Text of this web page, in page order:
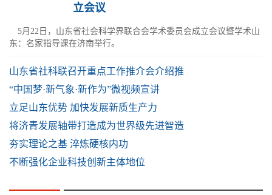
立会议
5月22日，山东省社会科学界联合会学术委员会成立会议暨学术山
东：名家指导课在济南举行。
山东省社科联召开重点工作推介会介绍推
“中国梦·新气象·新作为”微视频宣讲
立足山东优势 加快发展新质生产力
将济青发展轴带打造成为世界级先进智造
夯实理论之基 淬炼硬核内功
不断强化企业科技创新主体地位